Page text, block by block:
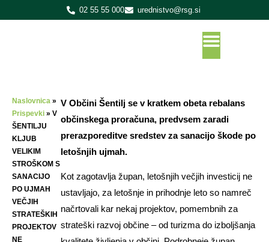
02 55 55 000 urednistvo@rsg.si
Naslovnica »
Prispevki » V
ŠENTILJU
KLJUB
VELIKIM
STROŠKOM S
SANACIJO
PO UJMAH
VEČJIH
STRATEŠKIH
PROJEKTOV
NE
V Občini Šentilj se v kratkem obeta rebalans
občinskega proračuna, predvsem zaradi
prerazporeditve sredstev za sanacijo škode po
letošnjih ujmah.
Kot zagotavlja župan, letošnjih večjih investicij ne
ustavljajo, za letošnje in prihodnje leto so namreč
načrtovali kar nekaj projektov, pomembnih za
strateški razvoj občine – od turizma do izboljšanja